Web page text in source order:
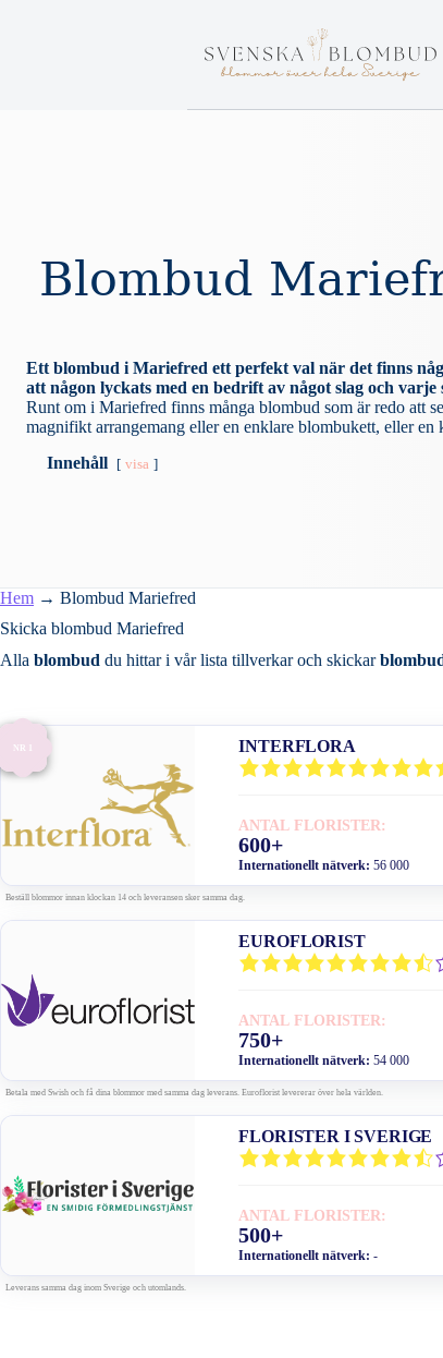
Blombud
Ett blombud i Mariefred ett perfekt val när det finns
att någon lyckats med en bedrift av något slag och
Runt om i Mariefred finns många blombud som är redo att
magnifikt arrangemang eller en enklare blombukett, eller
Innehåll
visa
Hem → Blombud Mariefred
Skicka blombud Mariefred
Alla blombud du hittar i vår lista tillverkar och skickar
NR 1 INTERFLORA
ANTAL FLORISTER:
600+
Internationellt nätverk:56 000
Beställ blommor innan klockan 14 och leveransen sker samma dag.
EUROFLORIST
ANTAL FLORISTER:
750+
Internationellt nätverk:54 000
Betala med Swish och få dina blommor med samma dag leverans. Euroflorist levererar över hela världen.
FLORISTER I SVERIGE
ANTAL FLORISTER:
500+
Internationellt nätverk:-
Leverans samma dag inom Sverige och utomlands.